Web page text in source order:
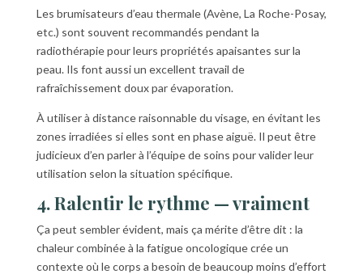
Les brumisateurs d’eau thermale (Avène, La Roche-Posay,
etc.) sont souvent recommandés pendant la
radiothérapie pour leurs propriétés apaisantes sur la
peau. Ils font aussi un excellent travail de
rafraîchissement doux par évaporation.
À utiliser à distance raisonnable du visage, en évitant les
zones irradiées si elles sont en phase aiguë. Il peut être
judicieux d’en parler à l’équipe de soins pour valider leur
utilisation selon la situation spécifique.
4. Ralentir le rythme — vraiment
Ça peut sembler évident, mais ça mérite d’être dit : la
chaleur combinée à la fatigue oncologique crée un
contexte où le corps a besoin de beaucoup moins d’effort